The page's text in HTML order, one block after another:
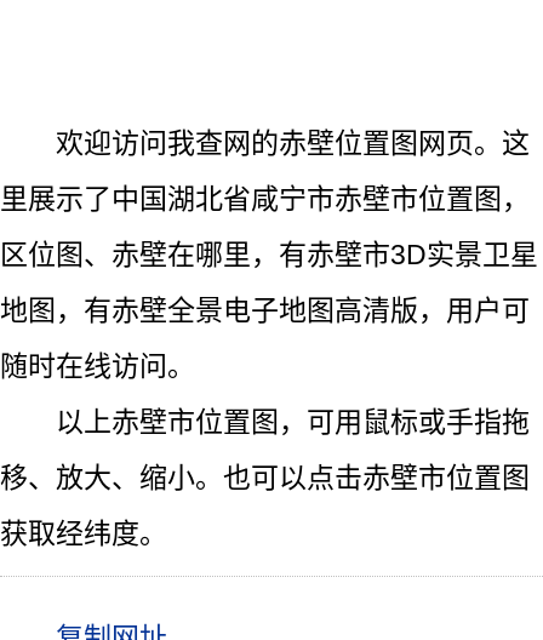
欢迎访问我查网的赤壁位置图网页。这
里展示了中国湖北省咸宁市赤壁市位置图，
区位图、赤壁在哪里，有赤壁市3D实景卫星
地图，有赤壁全景电子地图高清版，用户可
随时在线访问。
以上赤壁市位置图，可用鼠标或手指拖
移、放大、缩小。也可以点击赤壁市位置图
获取经纬度。